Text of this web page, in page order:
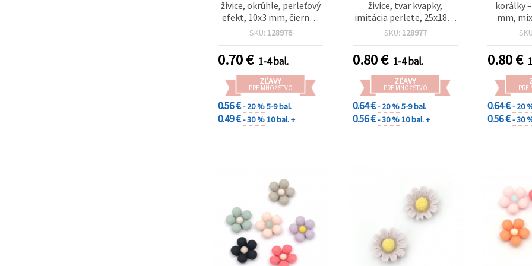
živice, okrúhle, perleťový
efekt, 10x3 mm, čierne -
20 ks
SKU: 128976
0.70€ 1-4 bal.
ZĽAVY
PRE MNOŽSTVO
0.56 €- 20 %5-9 bal.
0.49 €- 30 %10 bal. +
živice, tvar kvapky,
imitácia perlete, 25x18x5
mm, čierne - 5 ks
SKU: 128977
0.80€ 1-4 bal.
ZĽAVY
PRE MNOŽSTVO
0.64 €- 20 %5-9 bal.
0.56 €- 30 %10 bal. +
korálky
mm,
0.80€
PRE
0.64 €- 20
0.56 €- 30